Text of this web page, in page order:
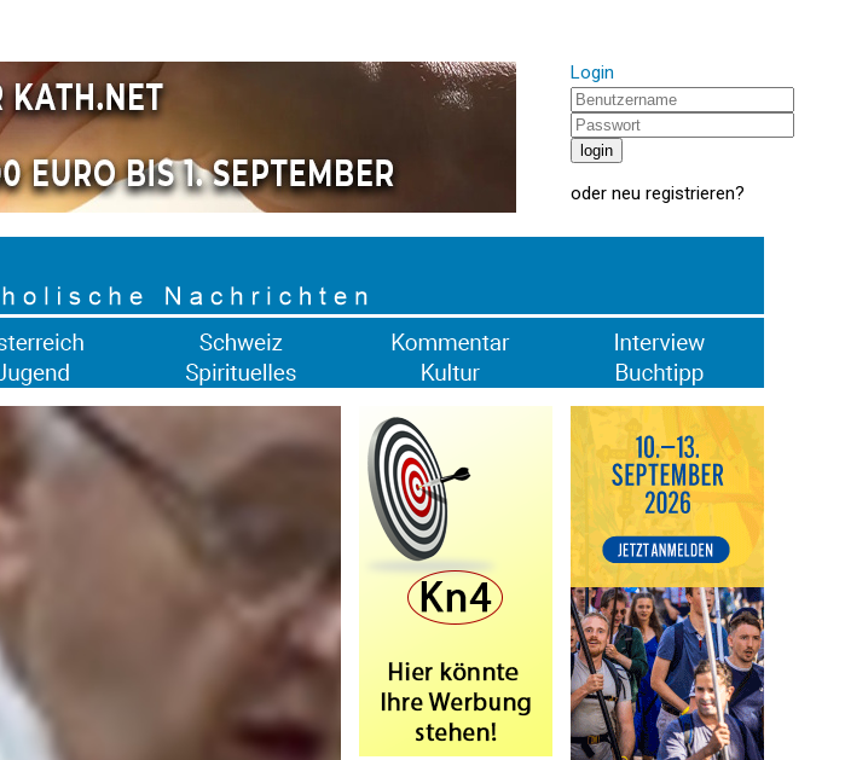
Login
oder neu registrieren?